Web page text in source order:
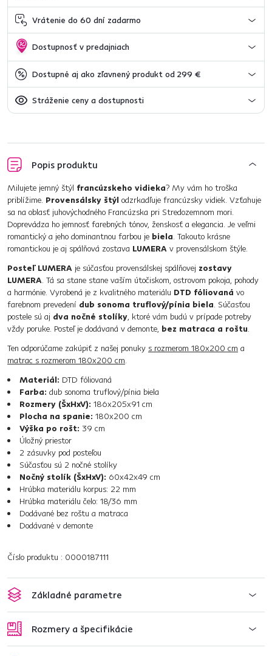
Vrátenie do 60 dní zadarmo
Dostupnosť v predajniach
Dostupné aj ako zľavnený produkt od 299 €
Stráženie ceny a dostupnosti
Popis produktu
Milujete jemný štýl francúzskeho vidieka? My vám ho troška
priblížime. Provensálsky štýl odzrkadľuje francúzsky vidiek. Vzťahuje
sa na oblasť juhovýchodného Francúzska pri Stredozemnom mori.
Doprevádza ho jemnosť farebných tónov, ženskosť a elegancia. Je veľmi
romantický a jeho dominantnou farbou je biela. Takouto krásne
romantickou je aj spálňová zostava LUMERA v provensálskom štýle.
Posteľ LUMERA je súčasťou provensálskej spálňovej zostavy
LUMERA. Tá sa stane stane vaším útočiskom, ostrovom pokoja, pohody
a harmónie. Vyrobená je z kvalitného materiálu DTD fóliovaná vo
farebnom prevedení dub sonoma truflový/pínia biela. Súčasťou
postele sú aj dva nočné stolíky, ktoré vám budú v prípade potreby
vždy poruke. Posteľ je dodávaná v demonte, bez matraca a roštu.
Ten odporúčame zakúpiť z našej ponuky s rozmerom 180x200 cm a
matrac s rozmerom 180x200 cm.
Materiál: DTD fóliovaná
Farba: dub sonoma truflový/pínia biela
Rozmery (ŠxHxV): 186x205x91 cm
Plocha na spanie: 180x200 cm
Výška po rošt: 39 cm
Úložný priestor
2 zásuvky pod posteľou
Súčasťou sú 2 nočné stolíky
Nočný stolík (ŠxHxV): 60x42x49 cm
Hrúbka materiálu korpus: 22 mm
Hrúbka materiálu čelo: 18/36 mm
Dodávané bez roštu a matraca
Dodávané v demonte
Číslo produktu : 0000187111
Základné parametre
Rozmery a špecifikácie